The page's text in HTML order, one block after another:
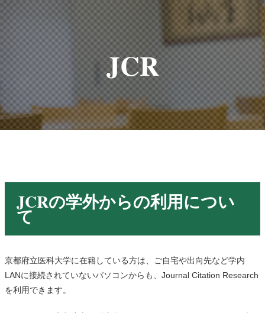
JCR
JCRの学外からの利用につい
て
京都府立医科大学に在籍している方は、ご自宅や出向先など学内
LANに接続されていないパソコンからも、 Journal Citation Research
を利用できます。